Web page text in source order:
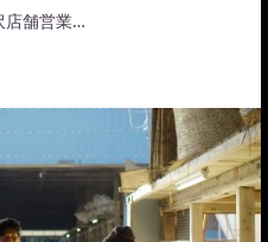
店舗営業…